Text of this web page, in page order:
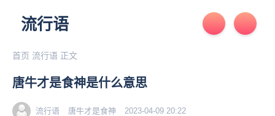
流行语
首页 流行语 正文
唐牛才是食神是什么意思
流行语 唐牛才是食神 2023-04-09 20:22